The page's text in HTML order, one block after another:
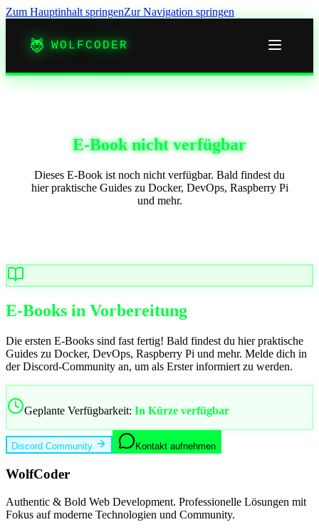
Zum Hauptinhalt springenZur Navigation springen
WOLFCODER
E-Book nicht verfügbar
Dieses E-Book ist noch nicht verfügbar. Bald findest du
hier praktische Guides zu Docker, DevOps, Raspberry Pi
und mehr.
E-Books in Vorbereitung
Die ersten E-Books sind fast fertig! Bald findest du hier praktische
Guides zu Docker, DevOps, Raspberry Pi und mehr. Melde dich in
der Discord-Community an, um als Erster informiert zu werden.
Geplante Verfügbarkeit: In Kürze verfügbar
Discord Community Kontakt aufnehmen
WolfCoder
Authentic & Bold Web Development. Professionelle Lösungen mit
Fokus auf moderne Technologien und Community.